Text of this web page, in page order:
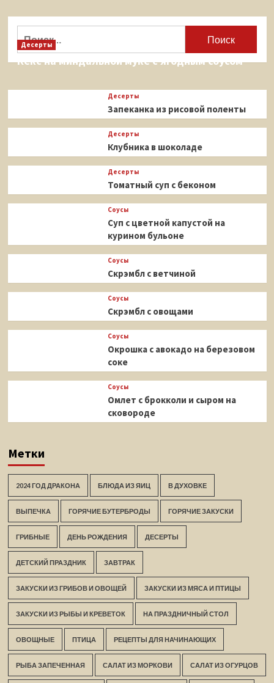
Десерты
Кекс на миндальной муке с ягодным соусом
Десерты
Запеканка из рисовой поленты
Десерты
Клубника в шоколаде
Десерты
Томатный суп с беконом
Соусы
Суп с цветной капустой на
курином бульоне
Соусы
Скрэмбл с ветчиной
Соусы
Скрэмбл с овощами
Соусы
Окрошка с авокадо на березовом
соке
Соусы
Омлет с брокколи и сыром на
сковороде
Метки
2024 ГОД ДРАКОНА БЛЮДА ИЗ ЯИЦ В ДУХОВКЕ
ВЫПЕЧКА ГОРЯЧИЕ БУТЕРБРОДЫ ГОРЯЧИЕ ЗАКУСКИ
ГРИБНЫЕ ДЕНЬ РОЖДЕНИЯ ДЕСЕРТЫ
ДЕТСКИЙ ПРАЗДНИК ЗАВТРАК
ЗАКУСКИ ИЗ ГРИБОВ И ОВОЩЕЙ ЗАКУСКИ ИЗ МЯСА И ПТИЦЫ
ЗАКУСКИ ИЗ РЫБЫ И КРЕВЕТОК НА ПРАЗДНИЧНЫЙ СТОЛ
ОВОЩНЫЕ ПТИЦА РЕЦЕПТЫ ДЛЯ НАЧИНАЮЩИХ
РЫБА ЗАПЕЧЕННАЯ САЛАТ ИЗ МОРКОВИ САЛАТ ИЗ ОГУРЦОВ